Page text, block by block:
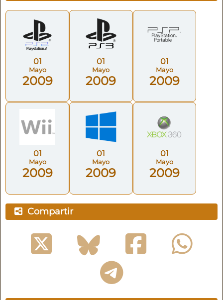
01
Mayo
2009
01
Mayo
2009
01
Mayo
2009
01
Mayo
2009
01
Mayo
2009
01
Mayo
2009
Compartir